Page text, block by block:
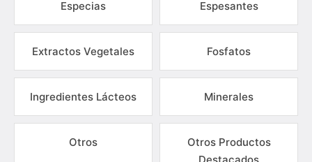
Especias Espesantes
Extractos Vegetales Fosfatos
Ingredientes Lácteos Minerales
Otros
Otros Productos